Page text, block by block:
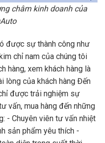
châm kinh doanh của
được sự thành công như
chỉ nam của chúng tôi
hàng, xem khách hàng là
lòng của khách hàng Đến
được trải nghiệm sự
vấn, mua hàng đến những
- Chuyên viên tư vấn nhiệt
sản phẩm yêu thích -